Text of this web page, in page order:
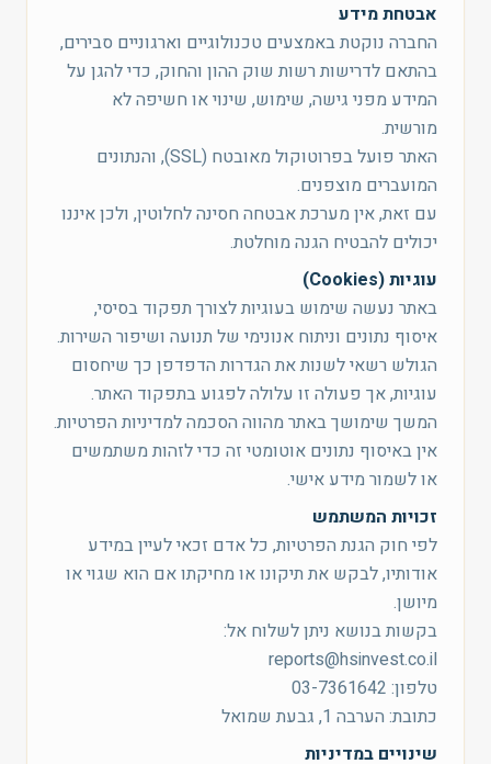
אבטחת מידע
החברה נוקטת באמצעים טכנולוגיים וארגוניים סבירים,
בהתאם לדרישות רשות שוק ההון והחוק, כדי להגן על
המידע מפני גישה, שימוש, שינוי או חשיפה לא
מורשית.
האתר פועל בפרוטוקול מאובטח (SSL), והנתונים
המועברים מוצפנים.
עם זאת, אין מערכת אבטחה חסינה לחלוטין, ולכן איננו
יכולים להבטיח הגנה מוחלטת.
עוגיות (Cookies)
באתר נעשה שימוש בעוגיות לצורך תפקוד בסיסי,
איסוף נתונים וניתוח אנונימי של תנועה ושיפור השירות.
הגולש רשאי לשנות את הגדרות הדפדפן כך שיחסום
עוגיות, אך פעולה זו עלולה לפגוע בתפקוד האתר.
המשך שימושך באתר מהווה הסכמה למדיניות הפרטיות.
אין באיסוף נתונים אוטומטי זה כדי לזהות משתמשים
או לשמור מידע אישי.
זכויות המשתמש
לפי חוק הגנת הפרטיות, כל אדם זכאי לעיין במידע
אודותיו, לבקש את תיקונו או מחיקתו אם הוא שגוי או
מיושן.
בקשות בנושא ניתן לשלוח אל:
reports@hsinvest.co.il
טלפון: 03-7361642
כתובת: הערבה 1, גבעת שמואל
שינויים במדיניות